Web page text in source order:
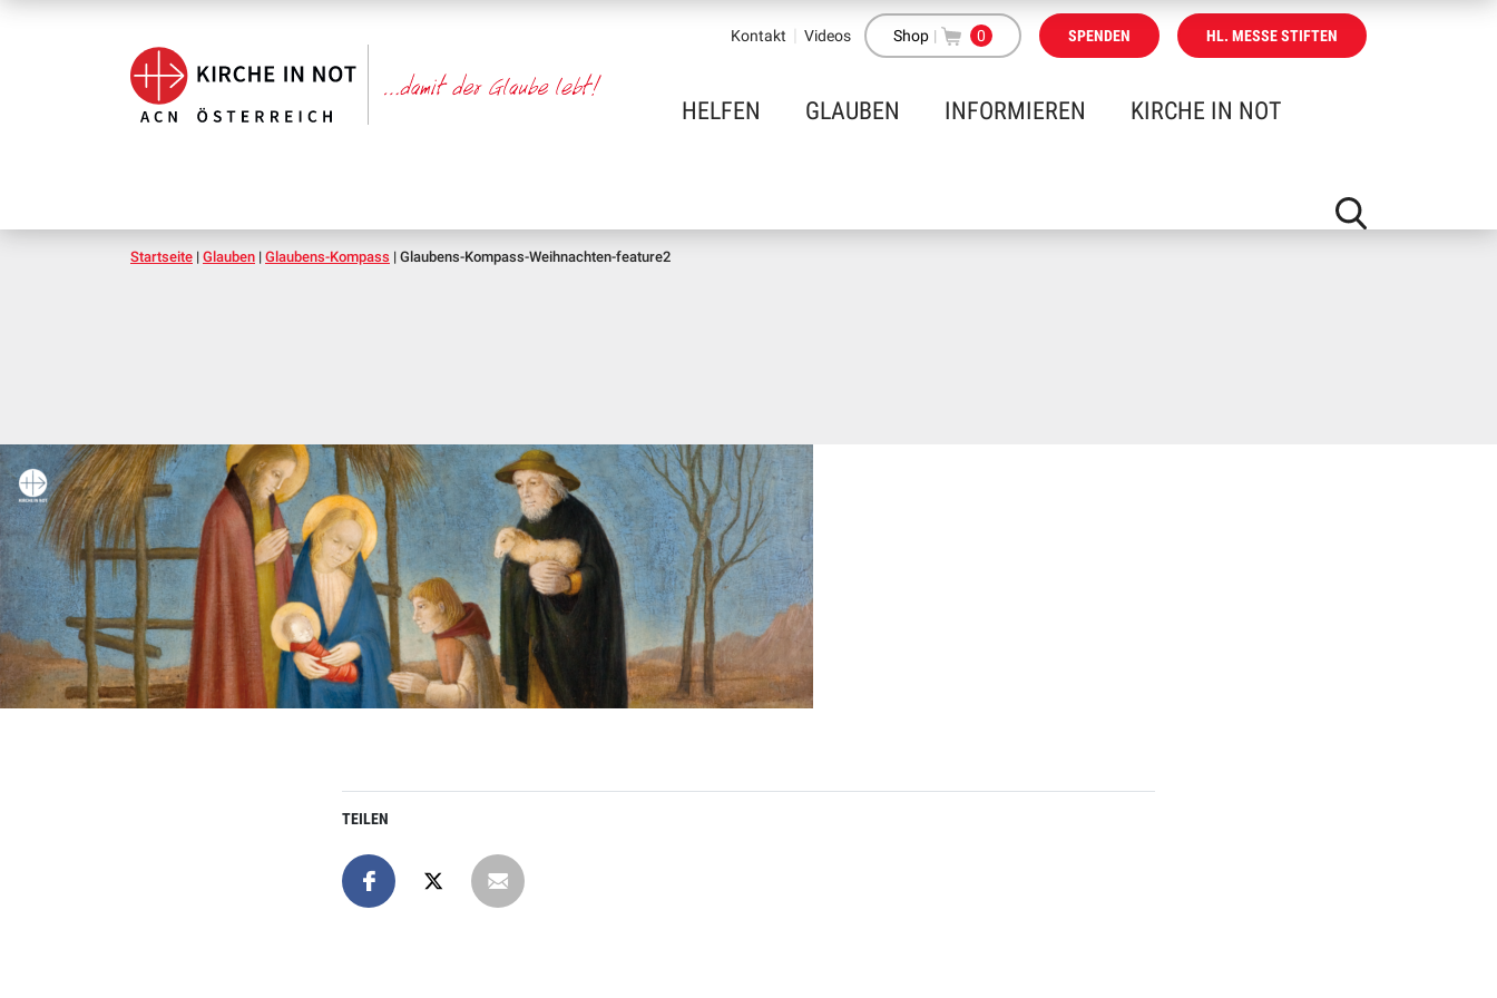
Kontakt Videos Shop | 0 SPENDEN HL. MESSE STIFTEN
HELFEN GLAUBEN INFORMIEREN KIRCHE IN NOT
Startseite | Glauben | Glaubens-Kompass | Glaubens-Kompass-Weihnachten-feature2
TEILEN